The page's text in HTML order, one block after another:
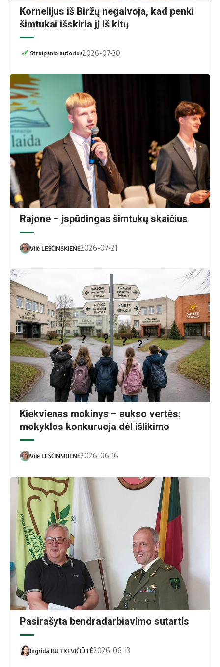
Kornelijus iš Biržų negalvoja, kad penki
šimtukai išskiria jį iš kitų
Straipsnio autorius2026-07-30
Ž. Ma­ni­ko nuo­tr.
Rajone – įspūdingas šimtukų skaičius
Vilė LEŠČINSKIENĖ2026-07-21
BŽ nuotr.
Kiekvienas mokinys – aukso vertės:
mokyklos konkuruoja dėl išlikimo
Vilė LEŠČINSKIENĖ2026-06-16
"Atžalyno" pagrindinės mokyklos nuotr.
Pasirašyta bendradarbiavimo sutartis
Ingrida BUTKEVIČIŪTĖ2026-06-13